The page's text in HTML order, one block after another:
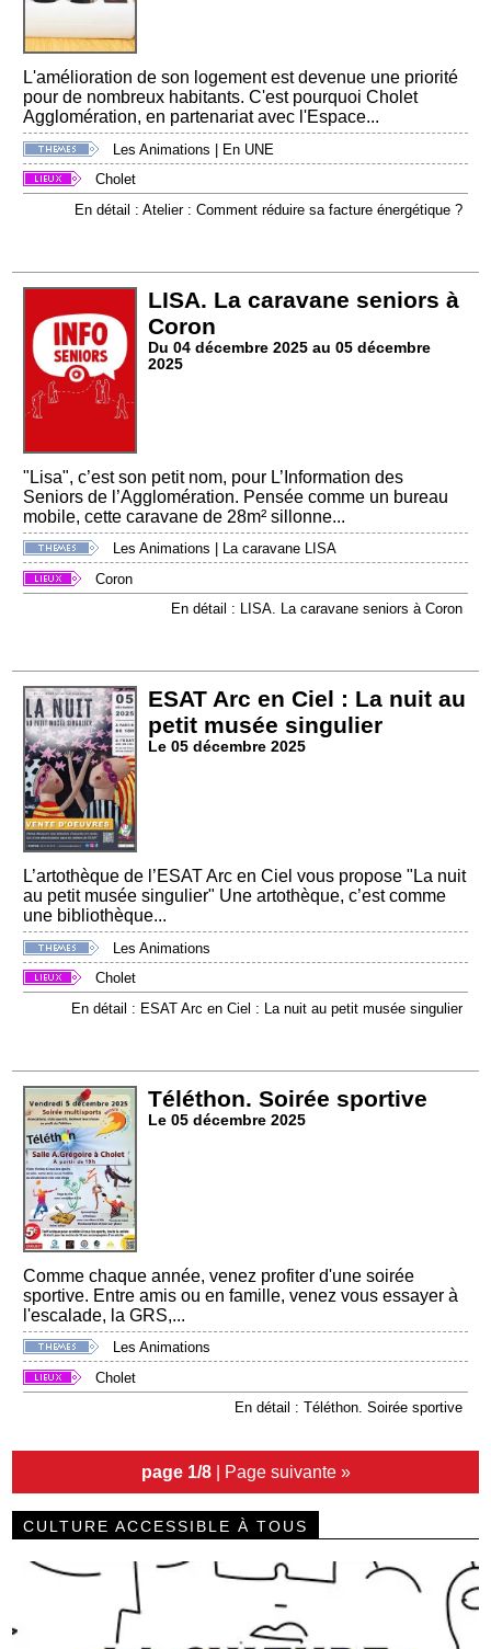
L'amélioration de son logement est devenue une priorité
pour de nombreux habitants. C'est pourquoi Cholet
Agglomération, en partenariat avec l'Espace...
Les Animations | En UNE
Cholet
En détail : Atelier : Comment réduire sa facture énergétique ?
LISA. La caravane seniors à
Coron
Du 04 décembre 2025 au 05 décembre
2025
"Lisa", c’est son petit nom, pour L’Information des
Seniors de l’Agglomération. Pensée comme un bureau
mobile, cette caravane de 28m² sillonne...
Les Animations
La caravane LISA
Coron
En détail : LISA. La caravane seniors à Coron
ESAT Arc en Ciel : La nuit au
petit musée singulier
Le 05 décembre 2025
L’artothèque de l’ESAT Arc en Ciel vous propose "La nuit
au petit musée singulier" Une artothèque, c’est comme
une bibliothèque...
Les Animations
Cholet
En détail : ESAT Arc en Ciel : La nuit au petit musée singulier
Téléthon. Soirée sportive
Le 05 décembre 2025
Comme chaque année, venez profiter d'une soirée
sportive. Entre amis ou en famille, venez vous essayer à
l'escalade, la GRS,...
Les Animations
Cholet
En détail : Téléthon. Soirée sportive
page 1/8| Page suivante »
CULTURE ACCESSIBLE À TOUS